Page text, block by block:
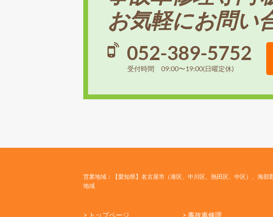
お気軽にお問い
052-389-5752
受付時間 09:00〜19:00(日曜定休)
営業地域：【愛知県】名古屋市（港区、中川区、熱田区、中区）、海部
地域
> トップページ > 事故車修理